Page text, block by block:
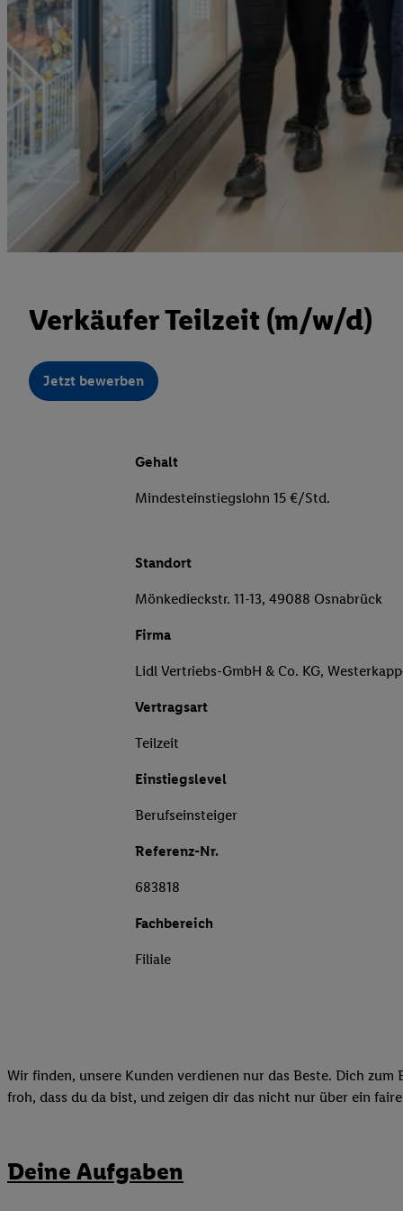
Verkäufer Teilzeit (m/w/d)
Jetzt bewerben
Gehalt
Mindesteinstiegslohn 15 €/Std.
Standort
Mönkedieckstr. 11-13, 49088 Osnabrück
Firma
Lidl Vertriebs-GmbH & Co. KG,
Vertragsart
Teilzeit
Einstiegslevel
Berufseinsteiger
Referenz-Nr.
683818
Fachbereich
Filiale
Wir finden, unsere Kunden verdienen nur das Beste. Dich
froh, dass du da bist, und zeigen dir das nicht nur über ein
Deine Aufgaben